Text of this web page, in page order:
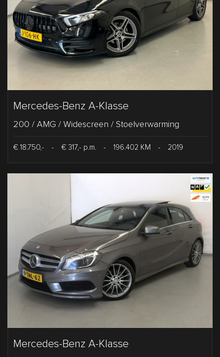
Mercedes-Benz A-Klasse
200 / AMG / Widescreen / Stoelverwarming
€ 18.750,- - € 317,- p.m. - 196.402 KM - 2019
Mercedes-Benz A-Klasse